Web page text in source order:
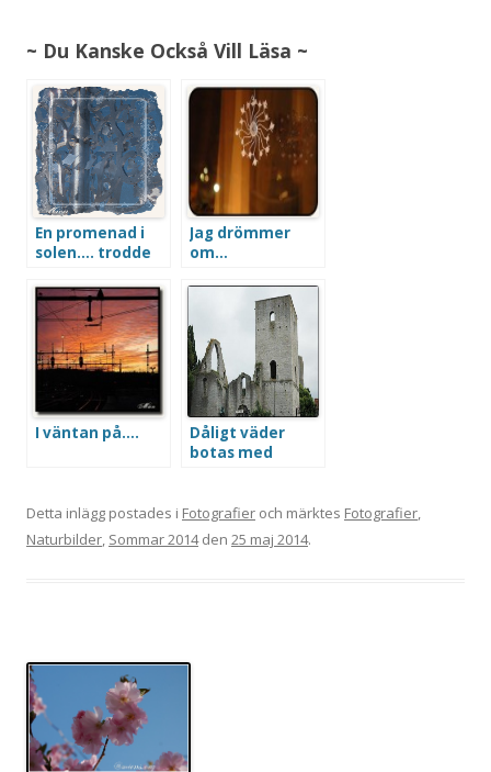
~ Du Kanske Också Vill Läsa ~
En promenad i
solen…. trodde
Jag drömmer
om…
I väntan på….
Dåligt väder
botas med
Detta inlägg postades i Fotografier och märktes Fotografier,
Naturbilder, Sommar 2014den 25 maj 2014.